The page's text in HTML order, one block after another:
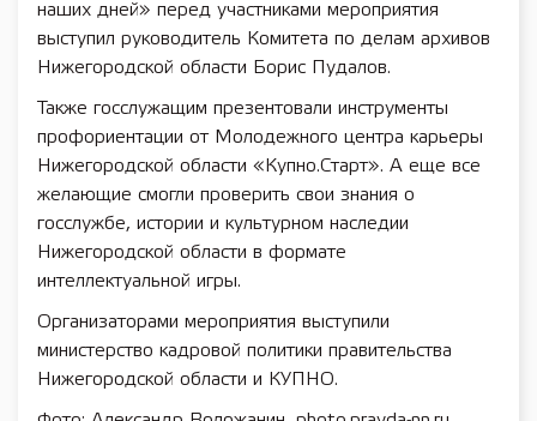
наших дней» перед участниками мероприятия
выступил руководитель Комитета по делам архивов
Нижегородской области Борис Пудалов.
Также госслужащим презентовали инструменты
профориентации от Молодежного центра карьеры
Нижегородской области «Купно.Старт». А еще все
желающие смогли проверить свои знания о
госслужбе, истории и культурном наследии
Нижегородской области в формате
интеллектуальной игры.
Организаторами мероприятия выступили
министерство кадровой политики правительства
Нижегородской области и КУПНО.